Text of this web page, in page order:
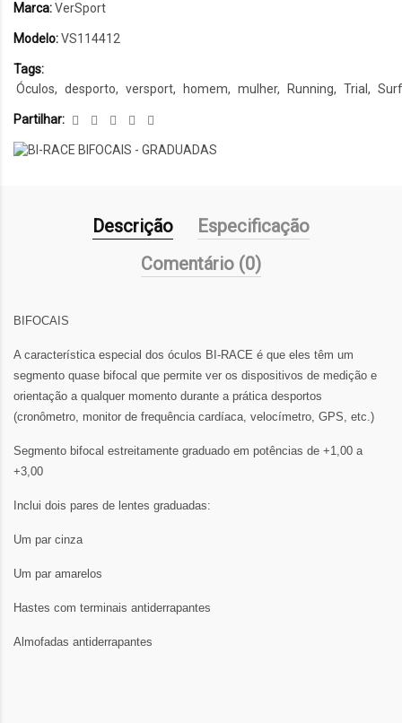
Marca:VerSport
Modelo:VS114412
Tags:
Óculos
desporto versport homem mulher Running Trial Surf
Partilhar:
Descrição
Especificação
Comentário (0)
BIFOCAIS
A característica especial dos óculos BI-RACE é que eles têm um
segmento quase bifocal que permite ver os dispositivos de medição e
orientação a qualquer momento durante a prática desportos
(cronômetro, monitor de frequência cardíaca, velocímetro, GPS, etc.)
Segmento bifocal estreitamente graduado em potências de +1,00 a
+3,00
Inclui dois pares de lentes graduadas:
Um par cinza
Um par amarelos
Hastes com terminais antiderrapantes
Almofadas antiderrapantes